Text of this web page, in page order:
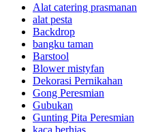
Alat catering prasmanan
alat pesta
Backdrop
bangku taman
Barstool
Blower mistyfan
Dekorasi Pernikahan
Gong Peresmian
Gubukan
Gunting Pita Peresmian
kaca berhias